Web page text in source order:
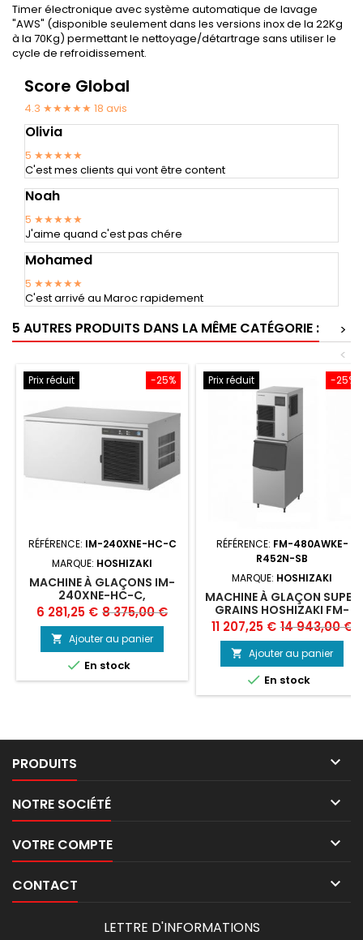
Timer électronique avec système automatique de lavage
"AWS" (disponible seulement dans les versions inox de la 22Kg
à la 70Kg) permettant le nettoyage/détartrage sans utiliser le
cycle de refroidissement.
Score Global
4.3 ★★★★★ 18 avis
Olivia
5 ★★★★★
C'est mes clients qui vont être content
Noah
5 ★★★★★
J'aime quand c'est pas chére
Mohamed
5 ★★★★★
C'est arrivé au Maroc rapidement
5 AUTRES PRODUITS DANS LA MÊME CATÉGORIE :
>
<
-25%
Prix réduit
RÉFÉRENCE: IM-240XNE-HC-C
MARQUE: HOSHIZAKI
MACHINE À GLAÇONS IM-
240XNE-HC-C,
HOSHIZAKI...
Prix
6 281,25 € Prix
de
base
8 375,00 €
 Ajouter au panier
 En stock
-25%
Prix réduit
RÉFÉRENCE: FM-480AWKE-
R452N-SB
MARQUE: HOSHIZAKI
MACHINE À GLAÇON SUPER
GRAINS HOSHIZAKI FM-
480AWKE-R452N-SB
Prix
11 207,25 € Prix
de
base
14 943,00 €
 Ajouter au panier
 En stock
PRODUITS 
NOTRE SOCIÉTÉ 
VOTRE COMPTE 
CONTACT 
LETTRE D'INFORMATIONS